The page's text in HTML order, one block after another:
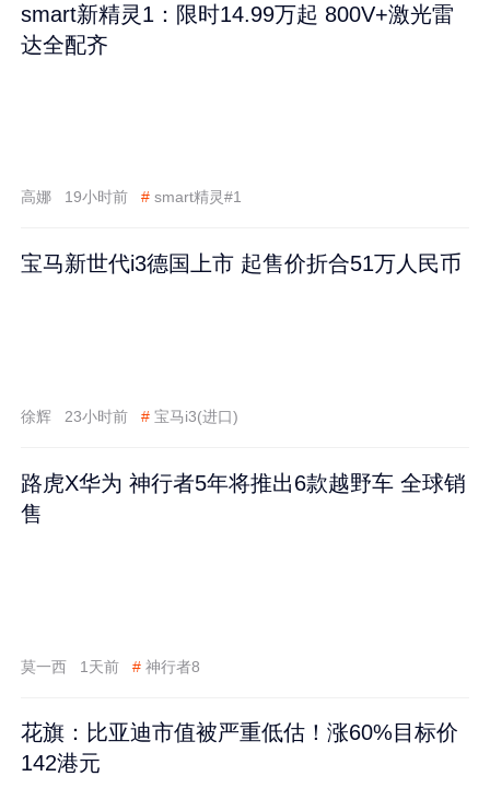
smart新精灵1：限时14.99万起 800V+激光雷
达全配齐
高娜 19小时前 # smart精灵#1
宝马新世代i3德国上市 起售价折合51万人民币
徐辉 23小时前 # 宝马i3(进口)
路虎X华为 神行者5年将推出6款越野车 全球销
售
莫一西 1天前 # 神行者8
花旗：比亚迪市值被严重低估！涨60%目标价
142港元